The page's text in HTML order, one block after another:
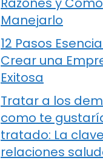
Manejarlo
12 Pasos
Crear una
Exitosa
Tratar a los
como te
tratado: La
relaciones